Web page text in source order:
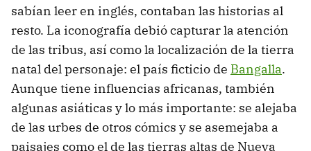
sabían leer en inglés, contaban las historias al
resto. La iconografía debió capturar la atención
de las tribus, así como la localización de la tierra
natal del personaje: el país ficticio de Bangalla.
Aunque tiene influencias africanas, también
algunas asiáticas y lo más importante: se alejaba
de las urbes de otros cómics y se asemejaba a
paisajes como el de las tierras altas de Nueva